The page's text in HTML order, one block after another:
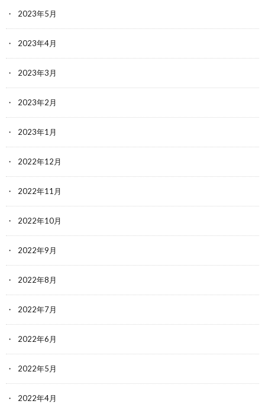
2023年5月
2023年4月
2023年3月
2023年2月
2023年1月
2022年12月
2022年11月
2022年10月
2022年9月
2022年8月
2022年7月
2022年6月
2022年5月
2022年4月